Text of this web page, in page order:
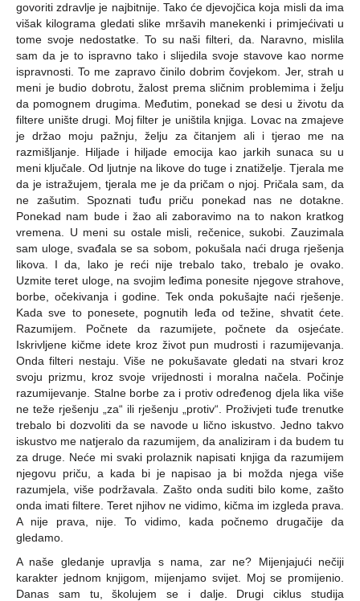
govoriti zdravlje je najbitnije. Tako će djevojčica koja misli da ima
višak kilograma gledati slike mršavih manekenki i primjećivati u
tome svoje nedostatke. To su naši filteri, da. Naravno, mislila
sam da je to ispravno tako i slijedila svoje stavove kao norme
ispravnosti. To me zapravo činilo dobrim čovjekom. Jer, strah u
meni je budio dobrotu, žalost prema sličnim problemima i želju
da pomognem drugima. Međutim, ponekad se desi u životu da
filtere unište drugi. Moj filter je uništila knjiga. Lovac na zmajeve
je držao moju pažnju, želju za čitanjem ali i tjerao me na
razmišljanje. Hiljade i hiljade emocija kao jarkih sunaca su u
meni ključale. Od ljutnje na likove do tuge i znatiželje. Tjerala me
da je istražujem, tjerala me je da pričam o njoj. Pričala sam, da
ne zašutim. Spoznati tuđu priču ponekad nas ne dotakne.
Ponekad nam bude i žao ali zaboravimo na to nakon kratkog
vremena. U meni su ostale misli, rečenice, sukobi. Zauzimala
sam uloge, svađala se sa sobom, pokušala naći druga rješenja
likova. I da, lako je reći nije trebalo tako, trebalo je ovako.
Uzmite teret uloge, na svojim leđima ponesite njegove strahove,
borbe, očekivanja i godine. Tek onda pokušajte naći rješenje.
Kada sve to ponesete, pognutih leđa od težine, shvatit ćete.
Razumijem. Počnete da razumijete, počnete da osjećate.
Iskrivljene kičme idete kroz život pun mudrosti i razumijevanja.
Onda filteri nestaju. Više ne pokušavate gledati na stvari kroz
svoju prizmu, kroz svoje vrijednosti i moralna načela. Počinje
razumijevanje. Stalne borbe za i protiv određenog djela lika više
ne teže rješenju „za“ ili rješenju „protiv“. Proživjeti tuđe trenutke
trebalo bi dozvoliti da se navode u lično iskustvo. Jedno takvo
iskustvo me natjeralo da razumijem, da analiziram i da budem tu
za druge. Neće mi svaki prolaznik napisati knjiga da razumijem
njegovu priču, a kada bi je napisao ja bi možda njega više
razumjela, više podržavala. Zašto onda suditi bilo kome, zašto
onda imati filtere. Teret njihov ne vidimo, kičma im izgleda prava.
A nije prava, nije. To vidimo, kada počnemo drugačije da
gledamo.
A naše gledanje upravlja s nama, zar ne? Mijenjajući nečiji
karakter jednom knjigom, mijenjamo svijet. Moj se promijenio.
Danas sam tu, školujem se i dalje. Drugi ciklus studija